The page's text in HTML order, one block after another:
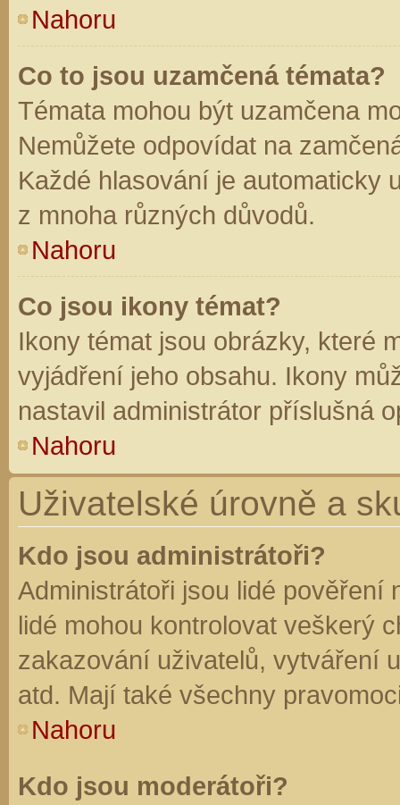
Nahoru
Co to jsou uzamčená témata?
Témata mohou být uzamčena
Nemůžete odpovídat na
Každé hlasování je automaticky
z mnoha různých důvodů.
Nahoru
Co jsou ikony témat?
Ikony témat jsou obrázky, které
vyjádření jeho obsahu. Ikony
nastavil administrátor příslušná
Nahoru
Uživatelské úrovně a
Kdo jsou administrátoři?
Administrátoři jsou lidé pověření
lidé mohou kontrolovat veškerý
zakazování uživatelů, vytváření
atd. Mají také všechny
Nahoru
Kdo jsou moderátoři?